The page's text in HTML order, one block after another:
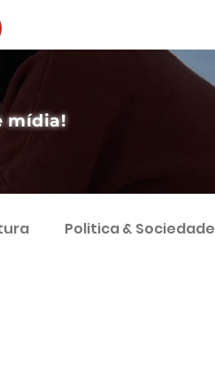
mídia!
Politica & Sociedade